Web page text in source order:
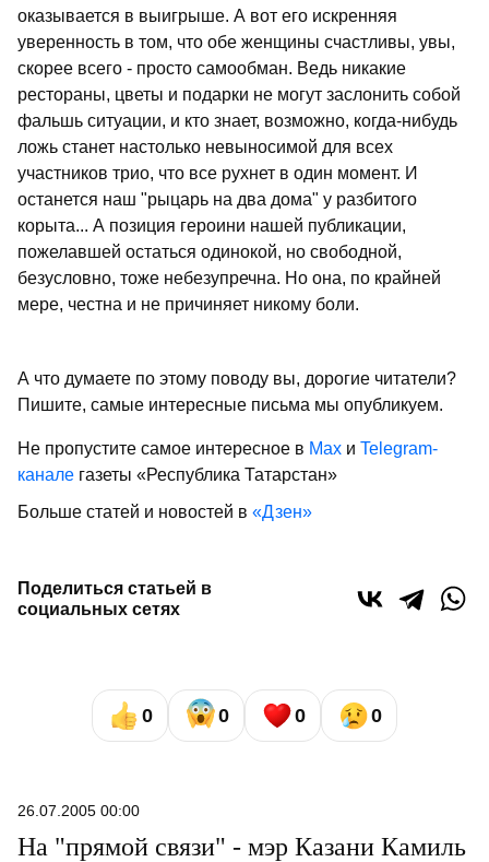
оказывается в выигрыше. А вот его искренняя
уверенность в том, что обе женщины счастливы, увы,
скорее всего - просто самообман. Ведь никакие
рестораны, цветы и подарки не могут заслонить собой
фальшь ситуации, и кто знает, возможно, когда-нибудь
ложь станет настолько невыносимой для всех
участников трио, что все рухнет в один момент. И
останется наш "рыцарь на два дома" у разбитого
корыта... А позиция героини нашей публикации,
пожелавшей остаться одинокой, но свободной,
безусловно, тоже небезупречна. Но она, по крайней
мере, честна и не причиняет никому боли.
А что думаете по этому поводу вы, дорогие читатели?
Пишите, самые интересные письма мы опубликуем.
Не пропустите самое интересное в Max и Telegram-
канале газеты «Республика Татарстан»
Больше статей и новостей в «Дзен»
Поделиться статьей в
социальных сетях
0 0 0 0
26.07.2005 00:00
На "прямой связи" - мэр Казани Камиль